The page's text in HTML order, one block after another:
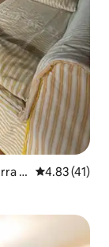
d
Calificación
4.83 (41)